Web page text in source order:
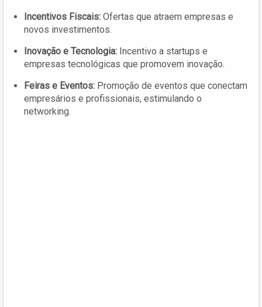
Incentivos Fiscais: Ofertas que atraem empresas e
novos investimentos.
Inovação e Tecnologia: Incentivo a startups e
empresas tecnológicas que promovem inovação.
Feiras e Eventos: Promoção de eventos que conectam
empresários e profissionais, estimulando o
networking.